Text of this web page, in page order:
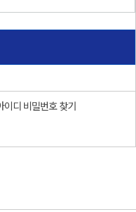
이디 비밀번호 찾기